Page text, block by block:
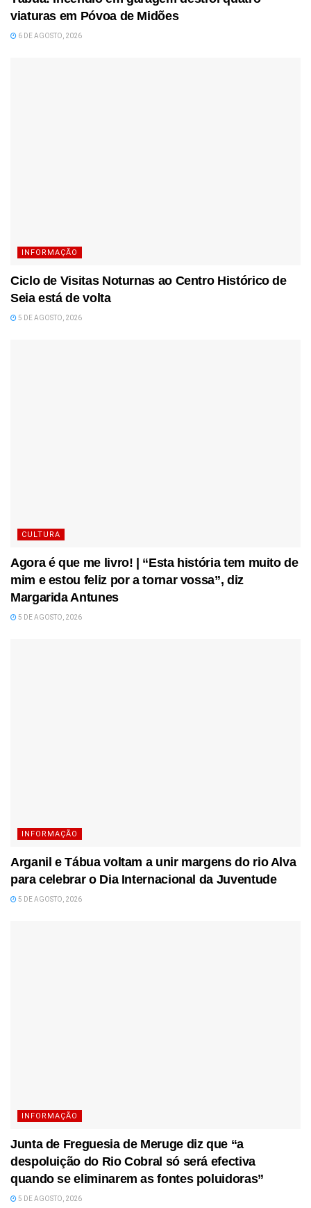
viaturas em Póvoa de Midões
6 DE AGOSTO, 2026
INFORMAÇÃO
Ciclo de Visitas Noturnas ao Centro Histórico de
Seia está de volta
5 DE AGOSTO, 2026
CULTURA
Agora é que me livro! | “Esta história tem muito de
mim e estou feliz por a tornar vossa”, diz
Margarida Antunes
5 DE AGOSTO, 2026
INFORMAÇÃO
Arganil e Tábua voltam a unir margens do rio Alva
para celebrar o Dia Internacional da Juventude
5 DE AGOSTO, 2026
INFORMAÇÃO
Junta de Freguesia de Meruge diz que “a
despoluição do Rio Cobral só será efectiva
quando se eliminarem as fontes poluidoras”
5 DE AGOSTO, 2026